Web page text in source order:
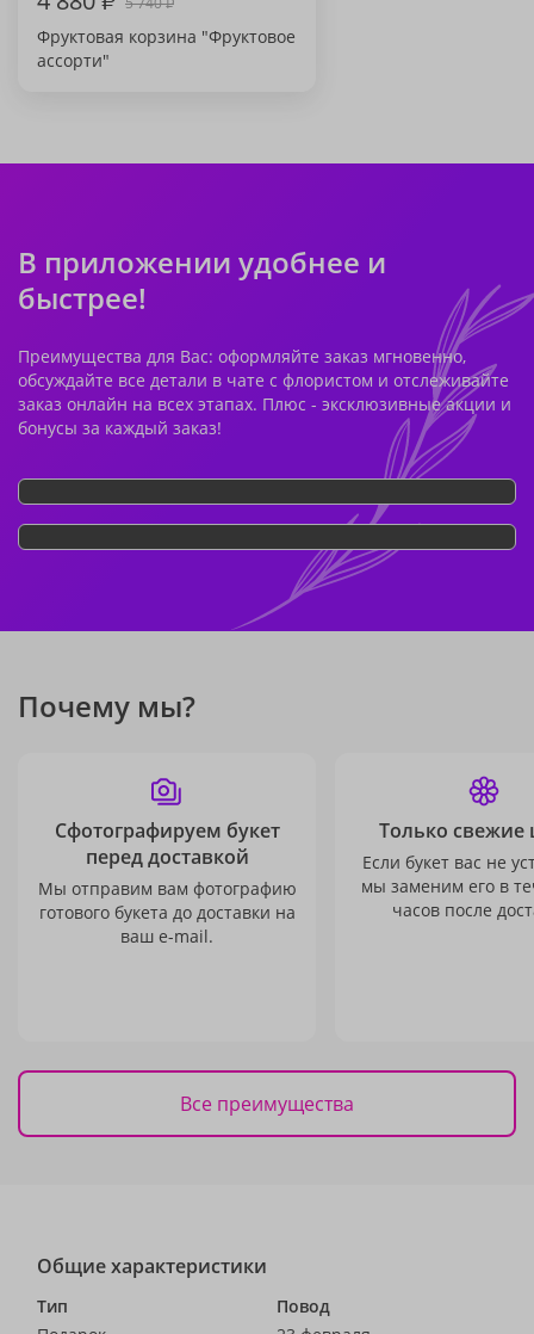
Фруктовая корзина "Фруктовое
ассорти"
В приложении удобнее и
быстрее!
Преимущества для Вас: оформляйте заказ мгновенно,
обсуждайте все детали в чате с флористом и отслеживайте
заказ онлайн на всех этапах. Плюс - эксклюзивные акции и
бонусы за каждый заказ!
Почему мы?
Сфотографируем букет
перед доставкой
Мы отправим вам фотографию
готового букета до доставки на
ваш e-mail.
Только свежие
Если букет вас не
мы заменим его в
часов после
Все преимущества
Общие характеристики
Тип
Повод